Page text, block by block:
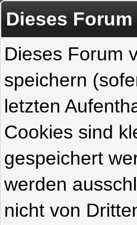
Dieses
Dieses Forum
speichern
letzten
Cookies sind
gespeichert
werden
nicht von